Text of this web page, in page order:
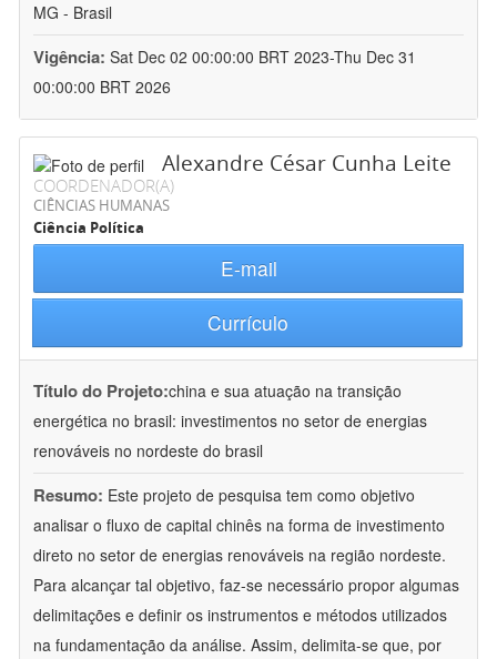
MG - Brasil
Vigência: Sat Dec 02 00:00:00 BRT 2023-Thu Dec 31
00:00:00 BRT 2026
Alexandre César Cunha Leite
COORDENADOR(A)
CIÊNCIAS HUMANAS
Ciência Política
E-mail
Currículo
Título do Projeto:china e sua atuação na transição
energética no brasil: investimentos no setor de energias
renováveis no nordeste do brasil
Resumo: Este projeto de pesquisa tem como objetivo
analisar o fluxo de capital chinês na forma de investimento
direto no setor de energias renováveis na região nordeste.
Para alcançar tal objetivo, faz-se necessário propor algumas
delimitações e definir os instrumentos e métodos utilizados
na fundamentação da análise. Assim, delimita-se que, por